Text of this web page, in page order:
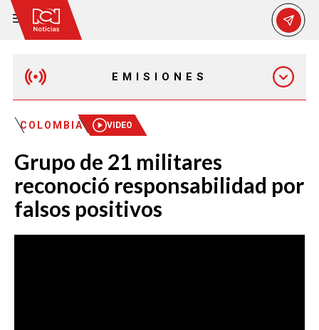
EMISIONES
MAÑANA EXPRESS
EMISIÓN 12:30 PM
EMISIÓN 7:00 PM
COLOMBIA VIDEO
Grupo de 21 militares
reconoció responsabilidad por
falsos positivos